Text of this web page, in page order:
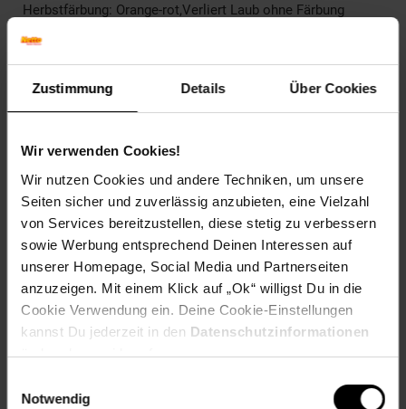
Zustimmung Details Über Cookies
Wir verwenden Cookies!
Wir nutzen Cookies und andere Techniken, um unsere
Seiten sicher und zuverlässig anzubieten, eine Vielzahl
von Services bereitzustellen, diese stetig zu verbessern
sowie Werbung entsprechend Deinen Interessen auf
unserer Homepage, Social Media und Partnerseiten
anzuzeigen. Mit einem Klick auf „Ok“ willigst Du in die
Cookie Verwendung ein. Deine Cookie-Einstellungen
kannst Du jederzeit in den Datenschutzinformationen
ändern bzw. widerrufen.
Notwendig
Herbstfärbung: Orange-rot,Verliert Laub ohne Färbung
Winterfarbe: Immergrün
Geschmack: X
Frucht: Zierfrucht, nicht essbar
Standort und Pflege
Pflegeaufwand: Mittel
Lichtbedarf: Halbschattig-Schattig
Wasserbedarf: Mittel
Rückschnitt: Regelmäßiger Formschnitt notwendig
Schnittverträglichkeit: Sehr gut
Bodenansprüche: humos und gut durchlässig
Nährstoffgehalt: Mittel
Frosthärte: bis -25 °C
Verwendung: Als Grabbepflanzung,Am